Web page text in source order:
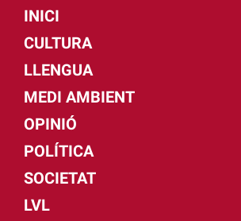
INICI
CULTURA
LLENGUA
MEDI AMBIENT
OPINIÓ
POLÍTICA
SOCIETAT
LVL